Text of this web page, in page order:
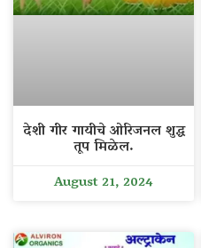
देशी गीर गायीचे ओरिजनल शुद्ध
तूप मिळेल.
August 21, 2024